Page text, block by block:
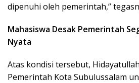
dipenuhi oleh pemerintah,”
Mahasiswa Desak Pemerintah
Nyata
Atas kondisi tersebut,
Pemerintah Kota Subulussalam